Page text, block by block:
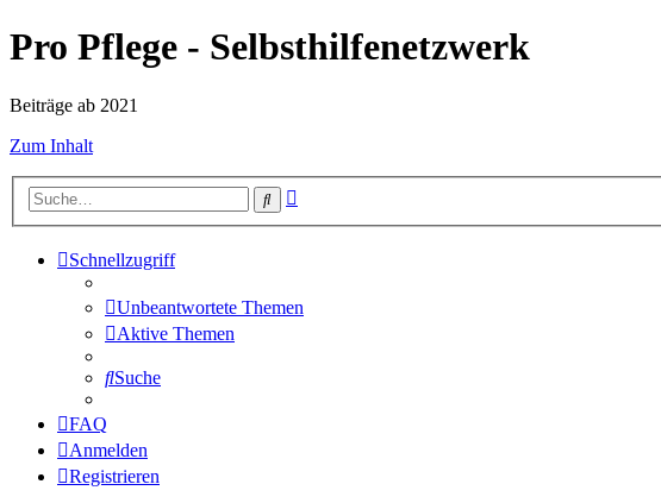
Pro Pflege - Selbsthilfenetzwerk
Beiträge ab 2021
Zum Inhalt
Suche
Schnellzugriff
Unbeantwortete Themen
Aktive Themen
Suche
FAQ
Anmelden
Registrieren